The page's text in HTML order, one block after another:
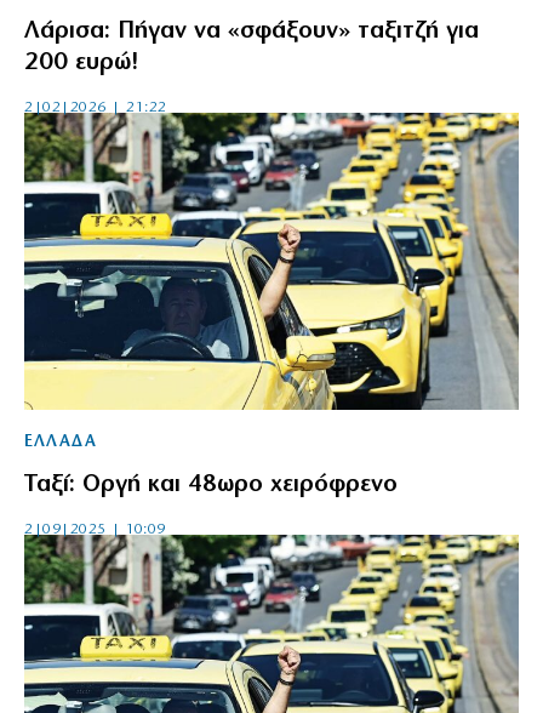
Λάρισα: Πήγαν να «σφάξουν» ταξιτζή για
200 ευρώ!
2|02|2026 | 21:22
ΕΛΛΑΔΑ
Ταξί: Οργή και 48ωρο χειρόφρενο
2|09|2025 | 10:09